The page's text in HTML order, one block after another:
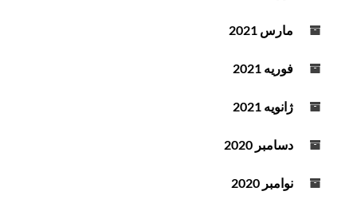
مارس 2021
فوریه 2021
ژانویه 2021
دسامبر 2020
نوامبر 2020